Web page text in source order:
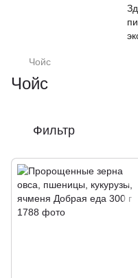
Чойс
Чойс
Фильтр